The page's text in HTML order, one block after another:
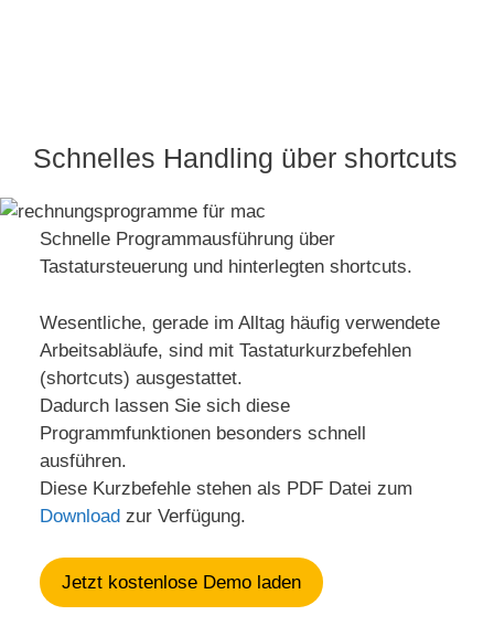
Schnelles Handling über shortcuts
Schnelle Programmausführung über
Tastatursteuerung und hinterlegten shortcuts.
Wesentliche, gerade im Alltag häufig verwendete
Arbeitsabläufe, sind mit Tastaturkurzbefehlen
(shortcuts) ausgestattet.
Dadurch lassen Sie sich diese
Programmfunktionen besonders schnell
ausführen.
Diese Kurzbefehle stehen als PDF Datei zum
Downloadzur Verfügung.
Jetzt kostenlose Demo laden